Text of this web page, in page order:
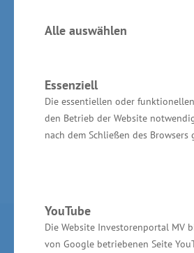
Alle auswählen
Essenziell
Die essentiellen oder
den Betrieb der Website
nach dem Schließen des Browsers
YouTube
Die Website Investorenportal MV
von Google betriebenen Seite
Wasserstofftechnologien.
Sie können den Flyer
Erneuerbare Energien -
Wasserstofftechnologien
Partner im Land